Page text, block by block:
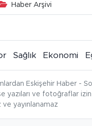
Haber Arşivi
Sağlık Ekonomi
Eskişehir Haber -
ve fotoğraflar
ve yayınlanamaz